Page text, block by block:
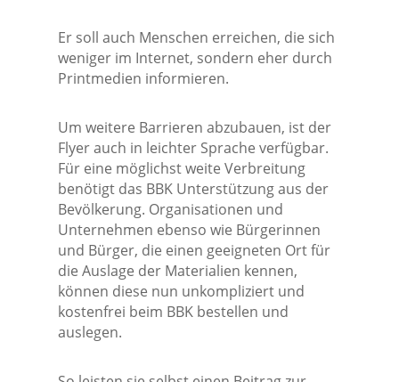
Er soll auch Menschen erreichen, die sich
weniger im Internet, sondern eher durch
Printmedien informieren.
Um weitere Barrieren abzubauen, ist der
Flyer auch in leichter Sprache verfügbar.
Für eine möglichst weite Verbreitung
benötigt das BBK Unterstützung aus der
Bevölkerung. Organisationen und
Unternehmen ebenso wie Bürgerinnen
und Bürger, die einen geeigneten Ort für
die Auslage der Materialien kennen,
können diese nun unkompliziert und
kostenfrei beim BBK bestellen und
auslegen.